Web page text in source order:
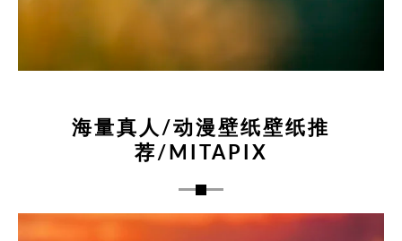
海量真人/动漫壁纸壁纸推
荐/MITAPIX